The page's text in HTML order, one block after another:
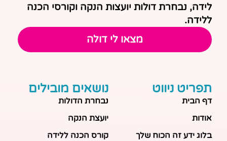
לידה, נבחרת דולות יועצות הנקה וקורסי הכנה
ללידה.
מצאו לי דולה
תפריט ניווט
דף הבית
אודות
בלוג ידע זה הכוח שלך
נושאים מובילים
נבחרת הדולות
יועצת הנקה
קורס הכנה ללידה